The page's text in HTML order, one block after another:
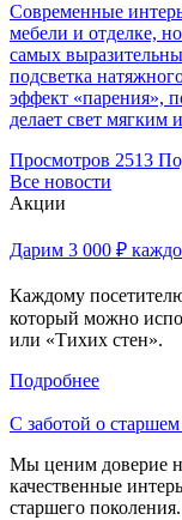
Современные
мебели и отделке,
самых
подсветка
эффект «парения»,
делает свет
Просмотров 2513
Все новости
Акции
Дарим 3 000 ₽
Каждому
который можно
или «Тихих стен».
Подробнее
С заботой о
Мы ценим доверие
качественные
старшего поколения.